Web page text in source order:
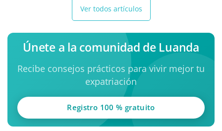
Ver todos artículos
Únete a la comunidad de Luanda
Recibe consejos prácticos para vivir mejor tu
expatriación
Registro 100 % gratuito